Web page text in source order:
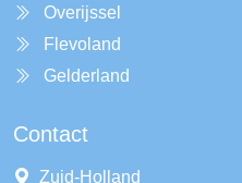
Overijssel
Flevoland
Gelderland
Contact
Zuid-Holland